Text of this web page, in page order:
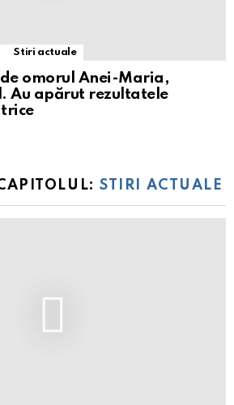
Stiri actuale
omorul Anei-Maria,
Au apărut rezultatele
STIRI ACTUALE